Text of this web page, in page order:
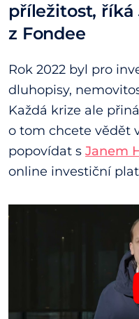
příležitost, říká
z Fondee
Rok 2022 byl pro
dluhopisy,
Každá krize ale
o tom chcete vědět
popovídat s Janem
online investiční